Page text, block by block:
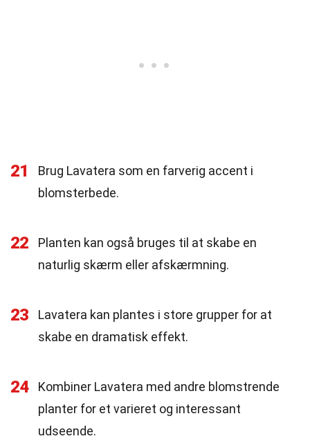
21
Brug Lavatera som en farverig accent i
blomsterbede.
22
Planten kan også bruges til at skabe en
naturlig skærm eller afskærmning.
23
Lavatera kan plantes i store grupper for at
skabe en dramatisk effekt.
24
Kombiner Lavatera med andre blomstrende
planter for et varieret og interessant
udseende.